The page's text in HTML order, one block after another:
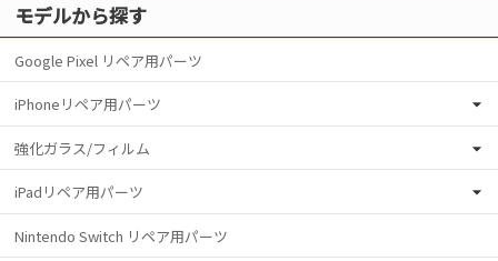
モデルから探す
Google Pixel リペア用パーツ
iPhoneリペア用パーツ
強化ガラス/フィルム
iPadリペア用パーツ
Nintendo Switch リペア用パーツ